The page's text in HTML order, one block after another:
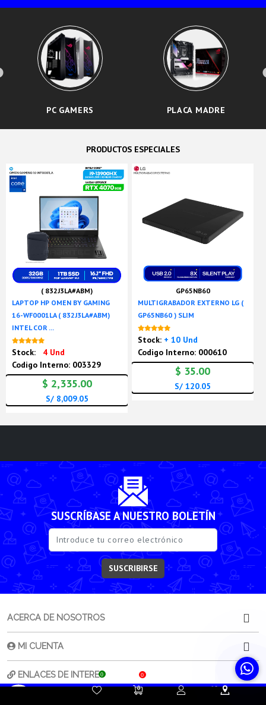
0 0
PC GAMERS PLACA MADRE
PRODUCTOS ESPECIALES
( 832J3LA#ABM)
LAPTOP HP OMEN BY GAMING
16-WF0001LA ( 832J3LA#ABM)
INTEL COR ...
Stock:
4 Und
Codigo Interno: 003329
$ 2,335.00
S/ 8,009.05
GP65NB60
MULTIGRABADOR EXTERNO LG (
GP65NB60 ) SLIM
Stock: + 10 Und
Codigo Interno: 000610
$ 35.00
S/ 120.05
SUSCRÍBASE A NUESTRO BOLETÍN
SUSCRIBIRSE
Atención al
ACERCA DE NOSOTROS
MI CUENTA
ENLACES DE INTERES